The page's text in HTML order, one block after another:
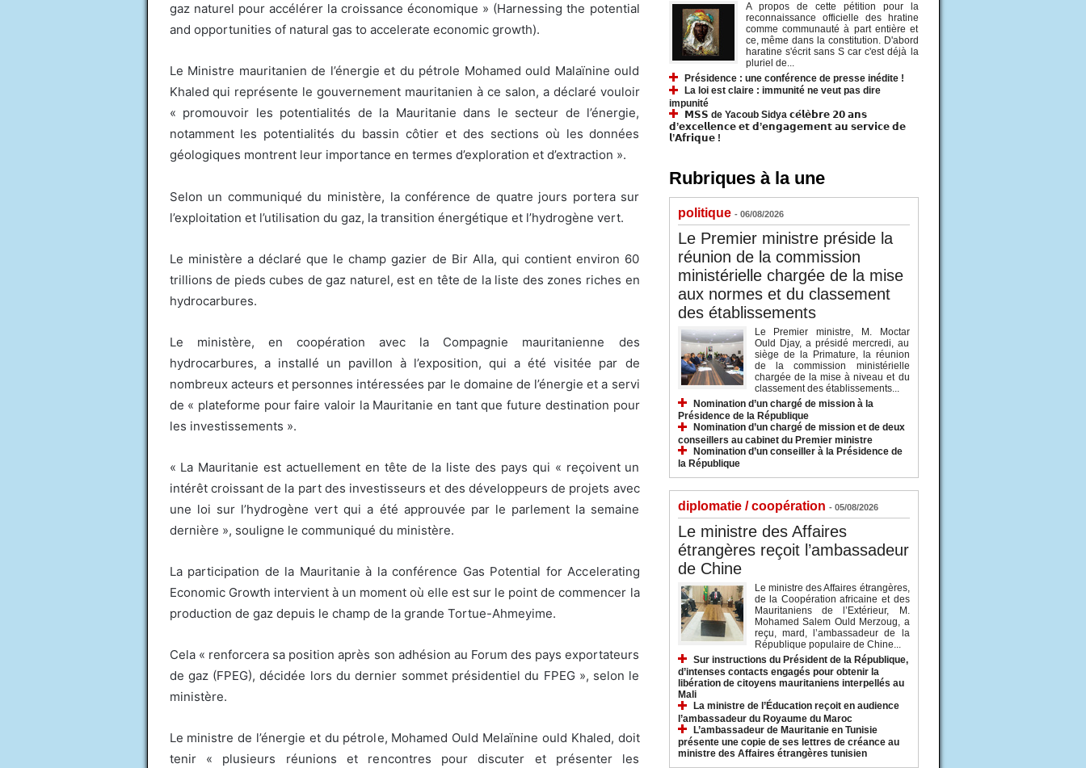
gaz naturel pour accélérer la croissance économique » (Harnessing the potential
and opportunities of natural gas to accelerate economic growth).
Le Ministre mauritanien de l’énergie et du pétrole Mohamed ould Malaïnine ould
Khaled qui représente le gouvernement mauritanien à ce salon, a déclaré vouloir
« promouvoir les potentialités de la Mauritanie dans le secteur de l’énergie,
notamment les potentialités du bassin côtier et des sections où les données
géologiques montrent leur importance en termes d’exploration et d’extraction ».
Selon un communiqué du ministère, la conférence de quatre jours portera sur
l’exploitation et l’utilisation du gaz, la transition énergétique et l’hydrogène vert.
Le ministère a déclaré que le champ gazier de Bir Alla, qui contient environ 60
trillions de pieds cubes de gaz naturel, est en tête de la liste des zones riches en
hydrocarbures.
Le ministère, en coopération avec la Compagnie mauritanienne des
hydrocarbures, a installé un pavillon à l’exposition, qui a été visitée par de
nombreux acteurs et personnes intéressées par le domaine de l’énergie et a servi
de « plateforme pour faire valoir la Mauritanie en tant que future destination pour
les investissements ».
« La Mauritanie est actuellement en tête de la liste des pays qui « reçoivent un
intérêt croissant de la part des investisseurs et des développeurs de projets avec
une loi sur l’hydrogène vert qui a été approuvée par le parlement la semaine
dernière », souligne le communiqué du ministère.
La participation de la Mauritanie à la conférence Gas Potential for Accelerating
Economic Growth intervient à un moment où elle est sur le point de commencer la
production de gaz depuis le champ de la grande Tortue-Ahmeyime.
Cela « renforcera sa position après son adhésion au Forum des pays exportateurs
de gaz (FPEG), décidée lors du dernier sommet présidentiel du FPEG », selon le
ministère.
Le ministre de l’énergie et du pétrole, Mohamed Ould Melaïnine ould Khaled, doit
tenir « plusieurs réunions et rencontres pour discuter et présenter les
A propos de cette pétition pour la
reconnaissance officielle des hratine
comme communauté à part entière et
ce, même dans la constitution. D'abord
haratine s'écrit sans S car c'est déjà la
pluriel de...
Présidence : une conférence de presse inédite !
La loi est claire : immunité ne veut pas dire
impunité
𝗠𝗦𝗦 de Yacoub Sidya 𝗰𝗲́𝗹𝗲̀𝗯𝗿𝗲 𝟮𝟬 𝗮𝗻𝘀
𝗱’𝗲𝘅𝗰𝗲𝗹𝗹𝗲𝗻𝗰𝗲 𝗲𝘁 𝗱’𝗲𝗻𝗴𝗮𝗴𝗲𝗺𝗲𝗻𝘁 𝗮𝘂 𝘀𝗲𝗿𝘃𝗶𝗰𝗲 𝗱𝗲
𝗹’𝗔𝗳𝗿𝗶𝗾𝘂𝗲 !
Rubriques à la une
politique - 06/08/2026
Le Premier ministre préside la
réunion de la commission
ministérielle chargée de la mise
aux normes et du classement
des établissements
Le Premier ministre, M. Moctar
Ould Djay, a présidé mercredi, au
siège de la Primature, la réunion
de la commission ministérielle
chargée de la mise à niveau et du
classement des établissements...
Nomination d’un chargé de mission à la
Présidence de la République
Nomination d’un chargé de mission et de deux
conseillers au cabinet du Premier ministre
Nomination d’un conseiller à la Présidence de
la République
diplomatie / coopération - 05/08/2026
Le ministre des Affaires
étrangères reçoit l’ambassadeur
de Chine
Le ministre des Affaires étrangères,
de la Coopération africaine et des
Mauritaniens de l’Extérieur, M.
Mohamed Salem Ould Merzoug, a
reçu, mard, l’ambassadeur de la
République populaire de Chine...
Sur instructions du Président de la République,
d’intenses contacts engagés pour obtenir la
libération de citoyens mauritaniens interpellés au
Mali
La ministre de l’Éducation reçoit en audience
l’ambassadeur du Royaume du Maroc
L’ambassadeur de Mauritanie en Tunisie
présente une copie de ses lettres de créance au
ministre des Affaires étrangères tunisien